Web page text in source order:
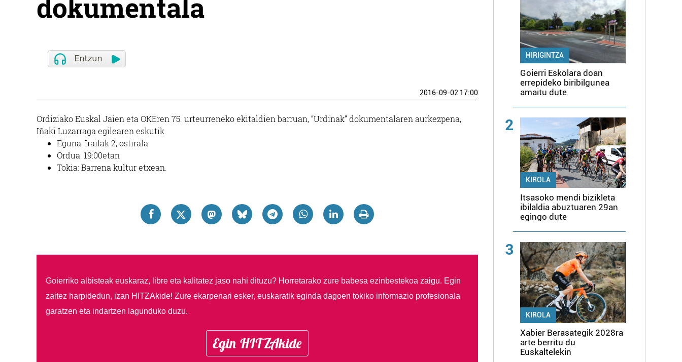
dokumentala
2016-09-02 17:00
Ordiziako Euskal Jaien eta OKEren 75. urteurreneko ekitaldien barruan, “Urdinak” dokumentalaren aurkezpena,
Iñaki Luzarraga egilearen eskutik.
Eguna: Irailak 2, ostirala
Ordua: 19:00etan
Tokia: Barrena kultur etxean.
Goierriko albisteak euskaraz, libre eta kalitatez jaso nahi dituzu? Horretarako zure babesa ezinbestekoa zaigu. Egin
zaitez harpidedun, izan HITZAkide! Zure ekarpenari esker, euskaratik eginda dagoen tokiko informazio profesionala
garatzen eta indartzen lagunduko duzu.
Egin HITZAkide
HIRIGINTZA
Goierri Eskolara doan
errepideko biribilgunea
amaitu dute
2
KIROLA
Itsasoko mendi bizikleta
ibilaldia abuztuaren 29an
egingo dute
3
KIROLA
Xabier Berasategik 2028ra
arte berritu du
Euskaltelekin